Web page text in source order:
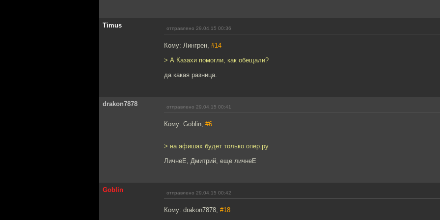
Timus отправлено 29.04.15 00:36
Кому: Лингрен, #14
> А Казахи помогли, как обещали?
да какая разница.
drakon7878 отправлено 29.04.15 00:41
Кому: Goblin, #6
> на афишах будет только опер.ру
ЛичнеЕ, Дмитрий, еще личнеЕ
Goblin отправлено 29.04.15 00:42
Кому: drakon7878, #18